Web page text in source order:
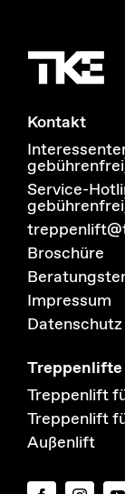
Kontakt
Service-
Broschüre
Impressum
Datenschutz
Treppenlifte
Treppenlift
Treppenlift
Außenlift